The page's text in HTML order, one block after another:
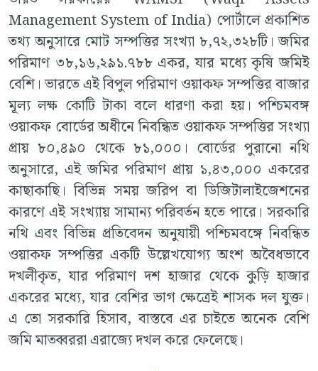
Management System of India) পোর্টালে প্রকাশিত
তথ্য অনুসারে মোট সম্পত্তির সংখ্যা ৮,৭২,৩২৮টি। জমির
পরিমাণ ৩৮,১৬,২৯১.৭৮৮ একর, যার মধ্যে কৃষি জমিই
বেশি। ভারতে এই বিপুল পরিমাণ ওয়াকফ সম্পত্তির বাজার
মূল্য লক্ষ কোটি টাকা বলে ধারণা করা হয়। পশ্চিমবঙ্গ
ওয়াকফ বোর্ডের অধীনে নিবন্ধিত ওয়াকফ সম্পত্তির সংখ্যা
প্রায় ৮০,৪৯০ থেকে ৮১,০০০। বোর্ডের পুরানো নথি
অনুসারে, এই জমির পরিমাণ প্রায় ১,৪৩,০০০ একরের
কাছাকাছি। বিভিন্ন সময় জরিপ বা ডিজিটালাইজেশনের
কারণে এই সংখ্যায় সামান্য পরিবর্তন হতে পারে। সরকারি
নথি এবং বিভিন্ন প্রতিবেদন অনুযায়ী পশ্চিমবঙ্গে নিবন্ধিত
ওয়াকফ সম্পত্তির একটি উল্লেখযোগ্য অংশ অবৈধভাবে
দখলীকৃত, যার পরিমাণ দশ হাজার থেকে কুড়ি হাজার
একরের মধ্যে, যার বেশির ভাগ ক্ষেত্রেই শাসক দল যুক্ত।
এ তো সরকারি হিসাব, বাস্তবে এর চাইতে অনেক বেশি
জমি মাতব্বররা এরাজ্যে দখল করে ফেলেছে।